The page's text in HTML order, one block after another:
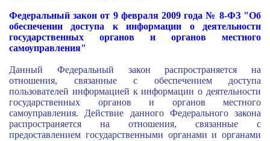
Федеральный закон от 9 февраля 2009 года № 8-ФЗ "Об
обеспечении доступа к информации о деятельности
государственных органов и органов местного
самоуправления"
Данный Федеральный закон распространяется на
отношения, связанные с обеспечением доступа
пользователей информацией к информации о деятельности
государственных органов и органов местного
самоуправления. Действие данного Федерального закона
распространяется на отношения, связанные с
предоставлением государственными органами и органами